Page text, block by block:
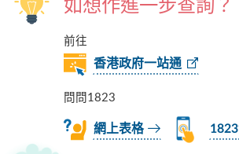
前往
香港政府一站通
問問1823
網上表格